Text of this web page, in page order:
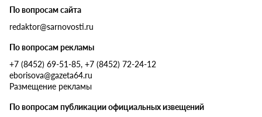
По вопросам сайта
redaktor@sarnovosti.ru
По вопросам рекламы
+7 (8452) 69-51-85, +7 (8452) 72-24-12
eborisova@gazeta64.ru
Размещение рекламы
По вопросам публикации официальных извещений